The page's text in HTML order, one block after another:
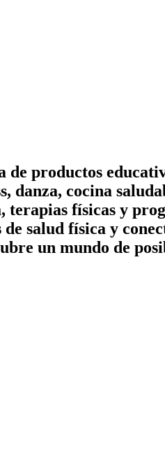
productos
cocina
terapias físicas y
salud física y
un mundo de